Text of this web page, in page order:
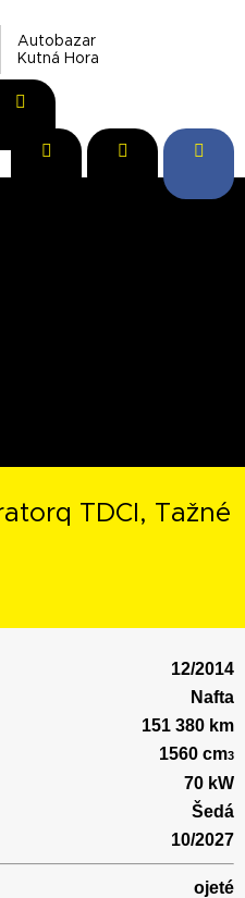
Autobazar
Kutná Hora
TDCI, Tažné
12/2014
Nafta
151 380 km
1560 cm3
70 kW
Šedá
10/2027
ojeté